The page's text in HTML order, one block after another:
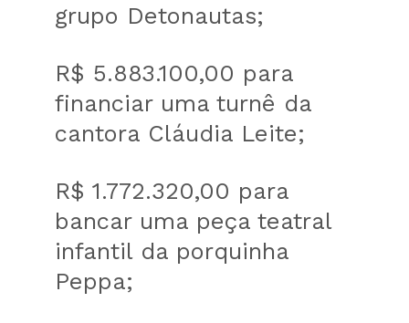
grupo Detonautas;
R$ 5.883.100,00 para
financiar uma turnê da
cantora Cláudia Leite;
R$ 1.772.320,00 para
bancar uma peça teatral
infantil da porquinha
Peppa;